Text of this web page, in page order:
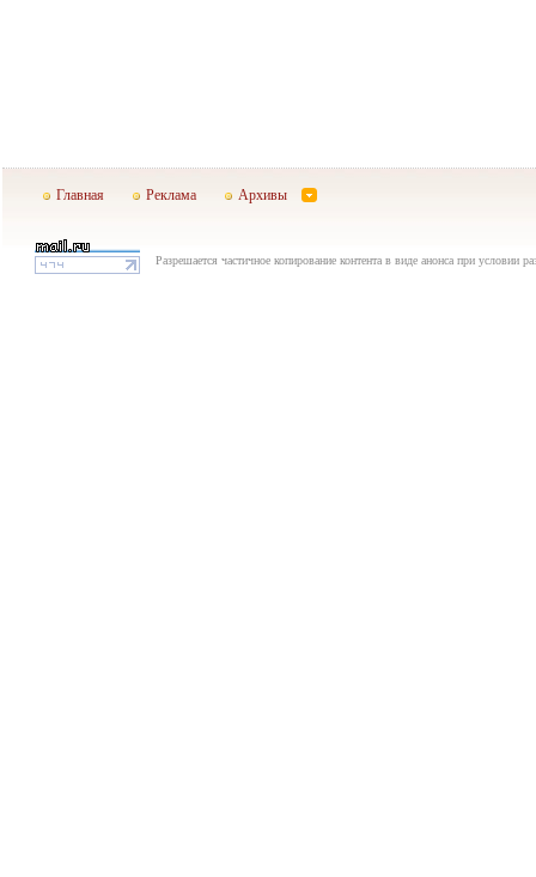
Главная Реклама Архивы
Разрешается частичное копирование контента в виде анонса при условии